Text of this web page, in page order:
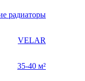
радиаторы
VELAR
35-40 м²